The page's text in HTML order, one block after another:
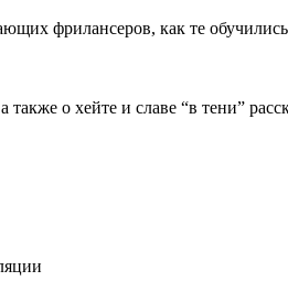
фрилансеров, как те
о хейте и славе “в тени”